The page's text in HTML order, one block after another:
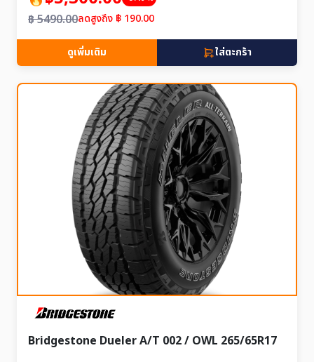
฿ 5490.00ลดสูงถึง ฿ 190.00
ดูเพิ่มเติม ใส่ตะกร้า
Bridgestone Dueler A/T 002 / OWL 265/65R17